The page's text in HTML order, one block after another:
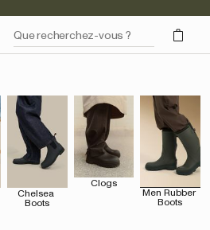
Chelsea
Boots
Clogs
Men Rubber
Boots